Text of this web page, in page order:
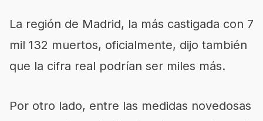
La región de Madrid, la más castigada con 7
mil 132 muertos, oficialmente, dijo también
que la cifra real podrían ser miles más.
Por otro lado, entre las medidas novedosas